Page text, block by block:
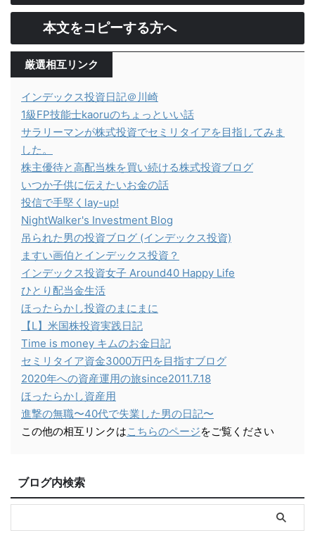
本文をコピーする方へ
厳選相互リンク
インデックス投資日記＠川崎
1級FP技能士kaoruのちょっといい話
サラリーマンが株式投資でセミリタイアを目指してみま
した。
株主優待と高配当株を買い続ける株式投資ブログ
いつか子供に伝えたいお金の話
投信で手堅くlay-up!
NightWalker's Investment Blog
吊られた男の投資ブログ (インデックス投資)
ますい画伯とインデックス投資？
インデックス投資女子 Around40 Happy Life
ひとり配当金生活
ほったらかし投資のまにまに
【L】米国株投資実践日記
Time is money キムのお金日記
セミリタイア資金3000万円を目指すブログ
2020年への資産運用の旅since2011.7.18
ほったらかし資産用
進撃の無職〜40代で失業した男の日記〜
この他の相互リンクはこちらのページをご覧ください
ブログ内検索